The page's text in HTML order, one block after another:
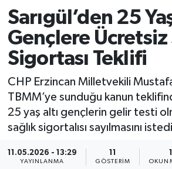
Sarıgül’den 25
Gençlere Ücretsiz
Sigortası Teklifi
CHP Erzincan Milletvekili
TBMM’ye sunduğu kanun
25 yaş altı gençlerin gelir testi
sağlık sigortalısı sayılmasını
11.05.2026 - 13:29
YAYINLANMA
11
GÖSTERIM